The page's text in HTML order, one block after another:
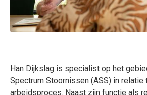
Han Dijkslag is specialist op het
Spectrum Stoornissen (ASS) in relatie
arbeidsproces. Naast zijn functie als